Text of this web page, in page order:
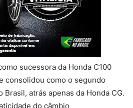
sucessora da Honda C100
consolidou como o segundo
atrás apenas da Honda CG.
do câmbio